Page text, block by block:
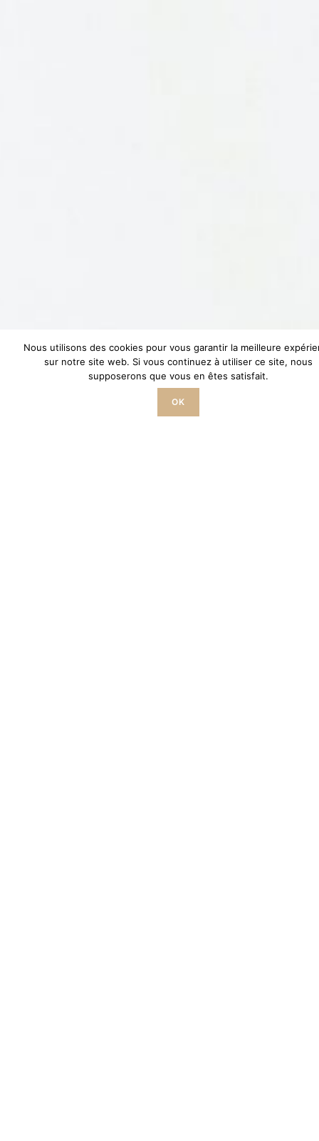
Nous utilisons des cookies pour vous garantir la meilleure
sur notre site web. Si vous continuez à utiliser ce site, nous
supposerons que vous en êtes satisfait.
OK